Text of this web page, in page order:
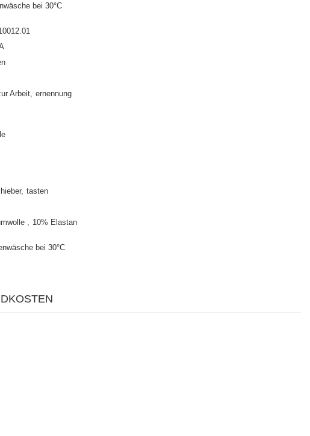
bei 30°C
Arbeit
ernennung
tasten
10% Elastan
bei 30°C